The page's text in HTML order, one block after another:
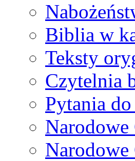
Biblia w
Teksty
Czytelnia
Pytania
Narodowe